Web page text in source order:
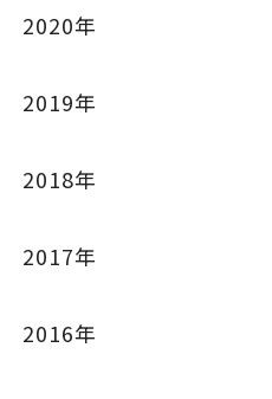
2020年
2019年
2018年
2017年
2016年